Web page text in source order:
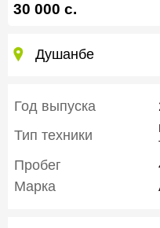
30 000 c.
Душанбе
Год выпуска
Тип техники
Пробег
Марка